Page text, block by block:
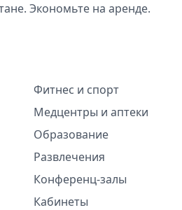
Экономьте на аренде.
Фитнес и спорт
Медцентры и аптеки
Образование
Развлечения
Конференц-залы
Кабинеты